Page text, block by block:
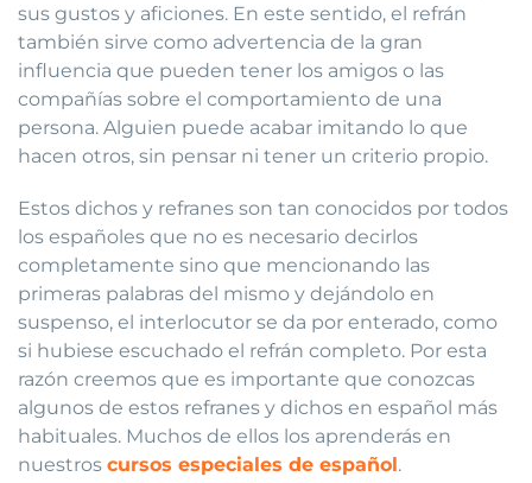
sus gustos y aficiones. En este sentido, el refrán
también sirve como advertencia de la gran
influencia que pueden tener los amigos o las
compañías sobre el comportamiento de una
persona. Alguien puede acabar imitando lo que
hacen otros, sin pensar ni tener un criterio propio.
Estos dichos y refranes son tan conocidos por todos
los españoles que no es necesario decirlos
completamente sino que mencionando las
primeras palabras del mismo y dejándolo en
suspenso, el interlocutor se da por enterado, como
si hubiese escuchado el refrán completo. Por esta
razón creemos que es importante que conozcas
algunos de estos refranes y dichos en español más
habituales. Muchos de ellos los aprenderás en
nuestros cursos especiales de español.